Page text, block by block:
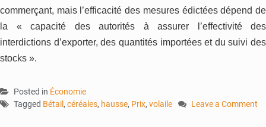
commerçant, mais l’efficacité des mesures édictées dépend de
la « capacité des autorités à assurer l’effectivité des
interdictions d’exporter, des quantités importées et du suivi des
stocks ».
Posted in Économie
Tagged Bétail, céréales, hausse, Prix, volaile
Leave a Comment